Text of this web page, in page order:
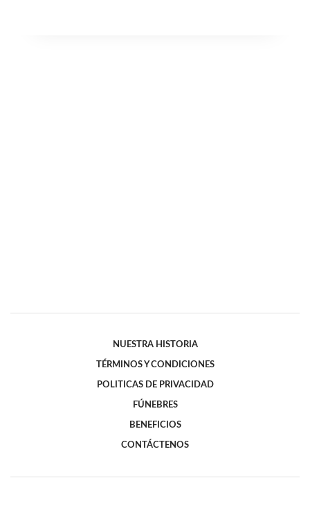
NUESTRA HISTORIA
TÉRMINOS Y CONDICIONES
POLITICAS DE PRIVACIDAD
FÚNEBRES
BENEFICIOS
CONTÁCTENOS